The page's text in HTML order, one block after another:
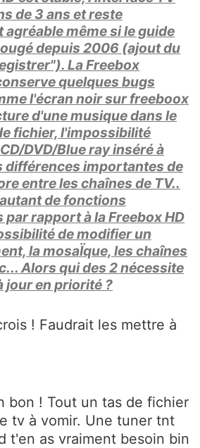
de 3 ans et reste
même si le guide
depuis 2006 (ajout du
La Freebox
quelques bugs
l'écran noir sur freeboox
d'une musique dans le
fichier, l'impossibilité
DVD/Blue ray inséré à
différences importantes de
entre les chaînes de TV..
de fonctions
rapport à la Freebox HD
de modifier un
la mosaÏque, les chaînes
Alors qui des 2 nécessite
jour en priorité ?
! Faudrait les mettre à
bon ! Tout un tas de fichier
tv à vomir. Une tuner tnt
t'en as vraiment besoin bin